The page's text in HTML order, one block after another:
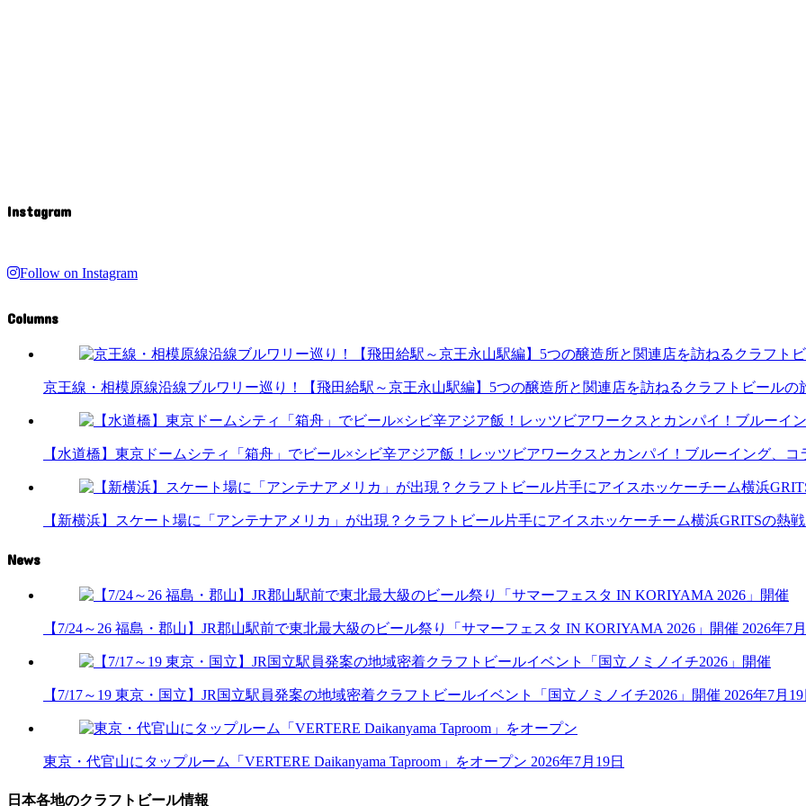
Instagram
Follow on Instagram
Columns
京王線・相模原線沿線ブルワリー巡り！【飛田給駅～京王永山駅編】5つの醸造所と関連店を訪ねるクラフトビールの
【水道橋】東京ドームシティ「箱舟」でビール×シビ辛アジア飯！レッツビアワークスとカンパイ！ブルーイング、コ
【新横浜】スケート場に「アンテナアメリカ」が出現？クラフトビール片手にアイスホッケーチーム横浜GRITSの熱戦
News
【7/24～26 福島・郡山】JR郡山駅前で東北最大級のビール祭り「サマーフェスタ IN KORIYAMA 2026」開催 2026年7
【7/17～19 東京・国立】JR国立駅員発案の地域密着クラフトビールイベント「国立ノミノイチ2026」開催 2026年7月19
東京・代官山にタップルーム「VERTERE Daikanyama Taproom」をオープン 2026年7月19日
日本各地のクラフトビール情報